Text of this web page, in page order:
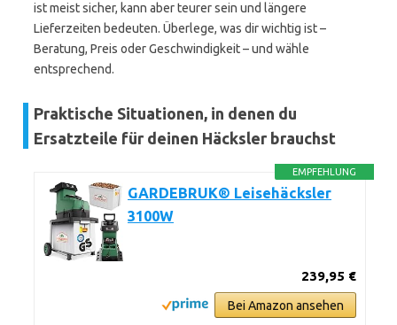
ist meist sicher, kann aber teurer sein und längere
Lieferzeiten bedeuten. Überlege, was dir wichtig ist –
Beratung, Preis oder Geschwindigkeit – und wähle
entsprechend.
Praktische Situationen, in denen du
Ersatzteile für deinen Häcksler brauchst
EMPFEHLUNG
GARDEBRUK® Leisehäcksler
3100W
239,95 €
Bei Amazon ansehen